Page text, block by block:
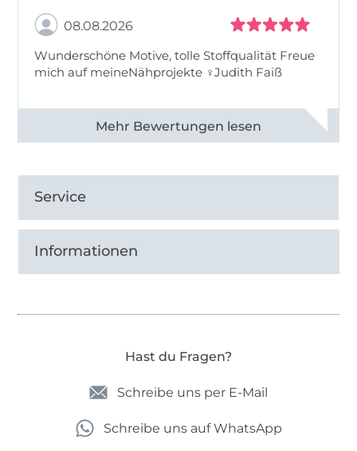
08.08.2026
Wunderschöne Motive, tolle Stoffqualität Freue
mich auf meineNähprojekte ♀Judith Faiß
Alle 82990 Bewertungen ansehen
Service
Informationen
Hast du Fragen?
Schreibe uns per E-Mail
Schreibe uns auf WhatsApp